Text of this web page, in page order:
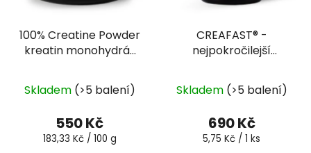
100% Creatine Powder
kreatin monohydrát
hodnocení
produktu
je
Skladem (>5 balení)
550 Kč
Měrná
183,33 Kč / 100 g
CREAFAST® -
nejpokročilejší
BiPhase® 120 tbl
hodnocení
produktu
je
Skladem (>5 balení)
690 Kč
Měrná
5,75 Kč / 1 ks